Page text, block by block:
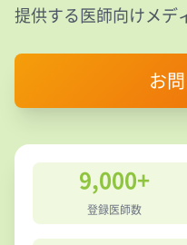
提供する医師向けメデ
お
9,000+
登録医師数